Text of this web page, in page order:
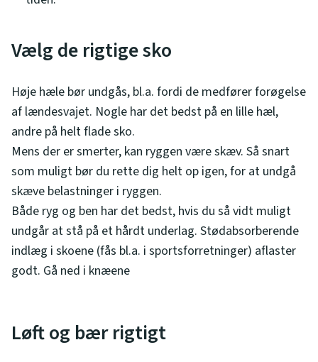
Vælg de rigtige sko
Høje hæle bør undgås, bl.a. fordi de medfører forøgelse
af lændesvajet. Nogle har det bedst på en lille hæl,
andre på helt flade sko.
Mens der er smerter, kan ryggen være skæv. Så snart
som muligt bør du rette dig helt op igen, for at undgå
skæve belastninger i ryggen.
Både ryg og ben har det bedst, hvis du så vidt muligt
undgår at stå på et hårdt underlag. Stødabsorberende
indlæg i skoene (fås bl.a. i sportsforretninger) aflaster
godt. Gå ned i knæene
Løft og bær rigtigt